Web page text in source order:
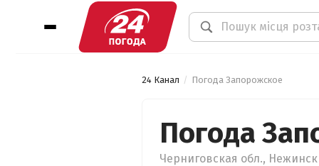
24 Канал Погода Запорожское
Погода
Черниговская обл.,